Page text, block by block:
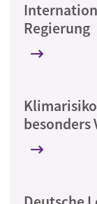
Regierung
besonders